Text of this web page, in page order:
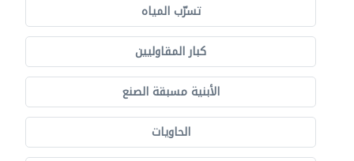
تسرّب المياه
كبار المقاوليين
الأبنية مسبقة الصنع
الحاويات